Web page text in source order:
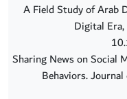
1. A Field Study of
Digital
2. Sharing News on
Behaviors.